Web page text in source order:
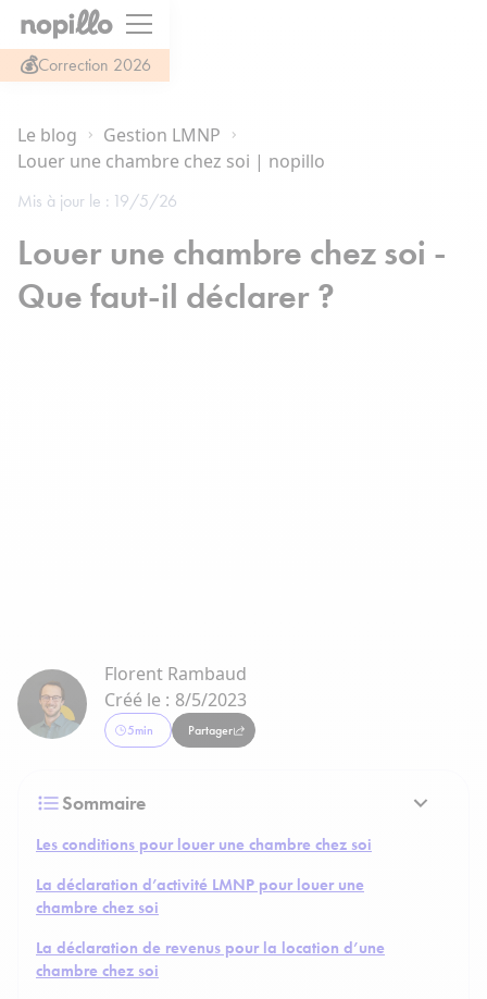
💰Correction 2026
Le blog
Gestion LMNP
Louer une chambre chez soi | nopillo
Mis à jour le : 19/5/26
Louer une chambre chez soi -
Que faut-il déclarer ?
Florent Rambaud
Créé le : 8/5/2023
5min Partager
Sommaire
Les conditions pour louer une chambre chez soi
La déclaration d’activité LMNP pour louer une
chambre chez soi
La déclaration de revenus pour la location d’une
chambre chez soi